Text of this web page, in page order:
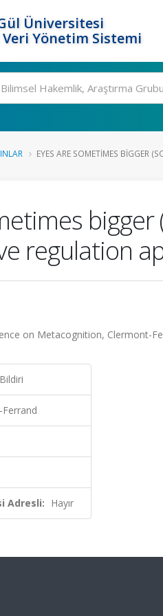
Üniversitesi
Yönetim Sistemi
EYES ARE SOMETIMES BIGGER
regulation
on Metacognition, Clermont-
Adresli: Hayır